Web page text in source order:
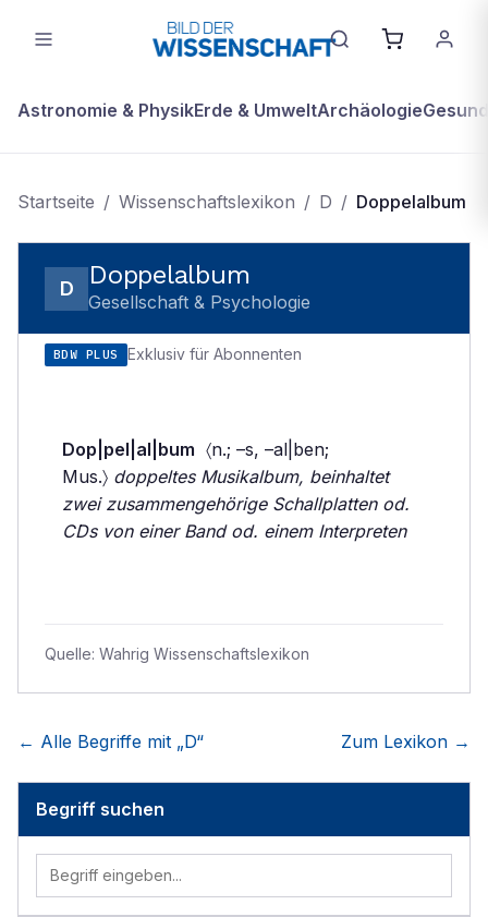
Astronomie & PhysikErde & UmweltArchäologie
Startseite / Wissenschaftslexikon / D / Doppelalbum
D Doppelalbum
Gesellschaft & Psychologie
BDW PLUS Exklusiv für Abonnenten
Dop|pel|al|bum 〈n.; –s, –al|ben;
Mus.〉 doppeltes Musikalbum, beinhaltet
zwei zusammengehörige Schallplatten od.
CDs von einer Band od. einem Interpreten
Quelle: Wahrig Wissenschaftslexikon
← Alle Begriffe mit „D“ Zum Lexikon →
Begriff suchen